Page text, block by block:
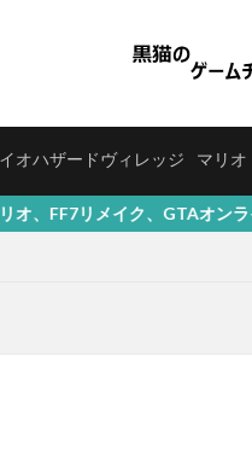
オハザードヴィレッジ マリオ
GTAオンラインなどの攻略